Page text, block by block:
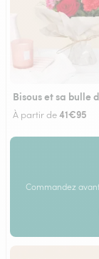
Bisous et sa bulle
À partir de41€95
Commandez